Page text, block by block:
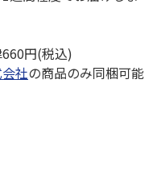
円(税込)
社の商品のみ同梱可能